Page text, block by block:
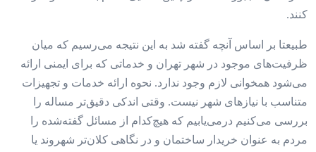
کنند.
طبیعتا بر اساس آنچه گفته شد به این نتیجه می‌‌‌رسیم که میان
ظرفیت‌‌‌های موجود در شهر تهران و خدماتی که برای ایمنی ارائه
می‌شود همخوانی لازم وجود ندارد. نحوه ارائه خدمات و تجهیزات
متناسب با نیازهای شهر نیست. وقتی اندکی دقیق‌‌‌تر مساله را
بررسی می‌‌‌کنیم در‌می‌‌‌یابیم که هیچ‌کدام از مسائل گفته‌شده را
مردم به عنوان خریدار ساختمان و در نگاهی کلان‌‌‌تر شهروند یا